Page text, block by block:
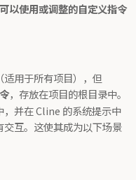
以使用或调整的自定义指令
用于所有项目），但
，存放在项目的根目录中。
并在 Cline 的系统提示中
互。这使其成为以下场景